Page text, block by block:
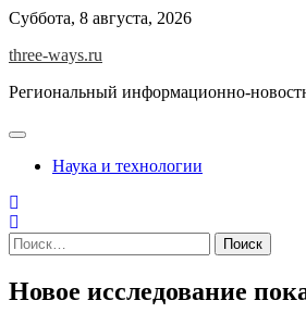
Skip
content
Суббота, 8 августа, 2026
three-ways.ru
Региональный информационно-
Наука и технологии
Найти:
Новое исследование